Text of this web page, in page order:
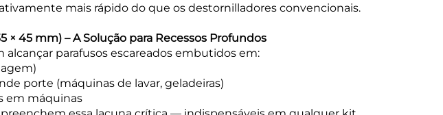
mais rápido do que os destornilladores convencionais.
× 45 mm) – A Solução para Recessos Profundos
parafusos escareados embutidos em:
porte (máquinas de lavar, geladeiras)
em máquinas